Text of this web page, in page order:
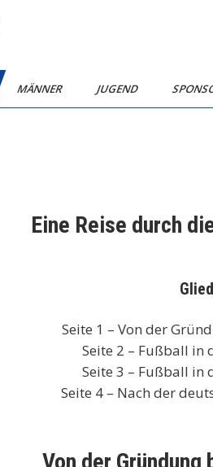
MÄNNER JUGEND
Eine Reise durch
Seite 1 – Von der
Seite 2 – Fußball in
Seite 3 – Fußball in
Seite 4 – Nach der